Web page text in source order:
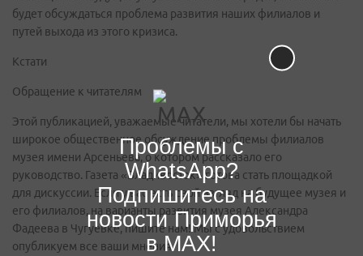
будет обсуждаться проблема развития наших филиалов и
путей выхода из этого кризиса.
Кстати
Обращение к читателям
Этой публикацией, уважаемые читатели, мы хотели бы начать
широкое общественное обсуждение проблемы филиалов
музея имени Арсеньева, о котором рассказало его
руководство. Газета «Владивосток» готова стать площадкой
для дискуссии. Если у вас есть свой взгляд на будущее музея и
его филиалов, на варианты развития музея Александра
Фадеева в Чугуевке, пишите нам! Мы с удовольствием
опубликуем все ваши мнения.
Проблемы с
WhatsApp?
Подпишитесь на
новости Приморья
в MAX!